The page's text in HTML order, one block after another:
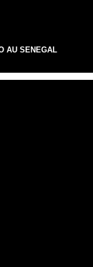
AU SENEGAL